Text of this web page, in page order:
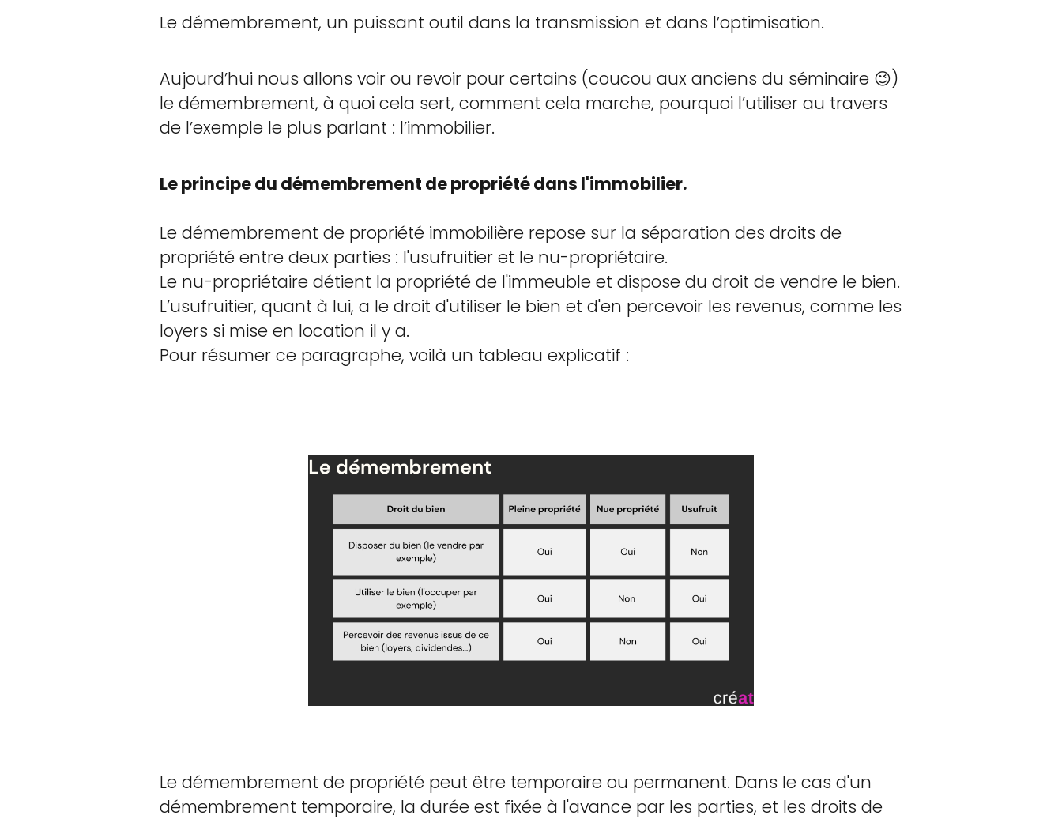
Le démembrement, un puissant outil dans la transmission et dans l’optimisation.
Aujourd’hui nous allons voir ou revoir pour certains (coucou aux anciens du séminaire 😉)
le démembrement, à quoi cela sert, comment cela marche, pourquoi l’utiliser au travers
de l’exemple le plus parlant : l’immobilier.
Le principe du démembrement de propriété dans l'immobilier.
Le démembrement de propriété immobilière repose sur la séparation des droits de
propriété entre deux parties : l'usufruitier et le nu-propriétaire.
Le nu-propriétaire détient la propriété de l'immeuble et dispose du droit de vendre le bien.
L’usufruitier, quant à lui, a le droit d'utiliser le bien et d'en percevoir les revenus, comme les
loyers si mise en location il y a.
Pour résumer ce paragraphe, voilà un tableau explicatif :
Le démembrement de propriété peut être temporaire ou permanent. Dans le cas d'un
démembrement temporaire, la durée est fixée à l'avance par les parties, et les droits de